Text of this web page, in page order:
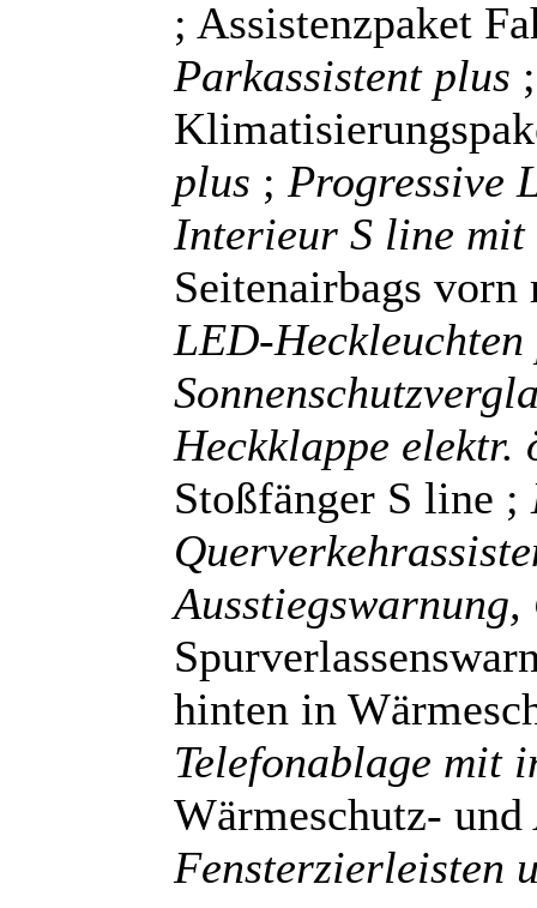
; Assistenzpaket
Parkassistent plus
plus ; Progressive
Interieur S line mit
Seitenairbags
LED-
Heckklappe
Stoßfänger S line ;
hinten in
Telefonablage mit
Wärmeschutz-
Fensterzierleisten